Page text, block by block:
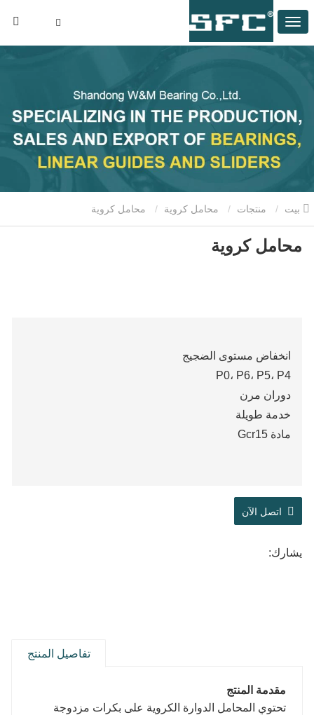
منتجات محامل كروية
محامل كروية
انخفاض مستوى الضجيج
P0، P6، P5، P4
دوران مرن
خدمة طويلة
مادة Gcr15
اتصل الآن
يشارك:
تفاصيل المنتج
مقدمة المنتج
تحتوي المحامل الدوارة الكروية على بكرات مزدوجة